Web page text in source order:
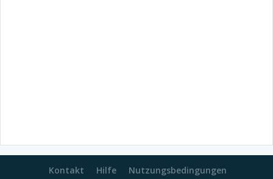
Kontakt Hilfe Nutzungsbedingungen